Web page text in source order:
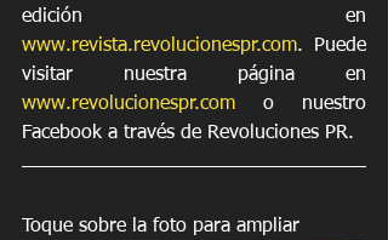
www.revista.revolucionespr.com. Puede
www.revolucionespr.com o nuestro
Facebook a través de Revoluciones PR.
Toque sobre la foto para ampliar